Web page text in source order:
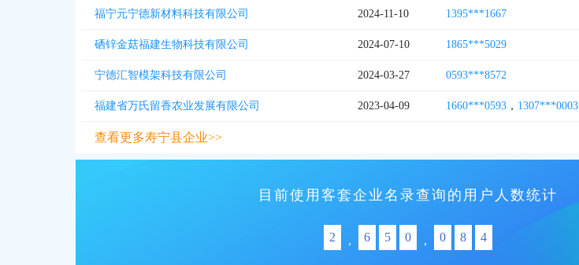
福宁元宁德新材料科技有限公司 2024-11-10 1395***1667
硒锌金菇福建生物科技有限公司 2024-07-10 1865***5029
宁德汇智模架科技有限公司 2024-03-27 0593***8572
福建省万氏留香农业发展有限公司 2023-04-09 1660***0593 ， 1307***0003
查看更多寿宁县企业>>
目前使用客套企业名录查询的用户人数统计
2 , 6 5 0 , 0 8 4